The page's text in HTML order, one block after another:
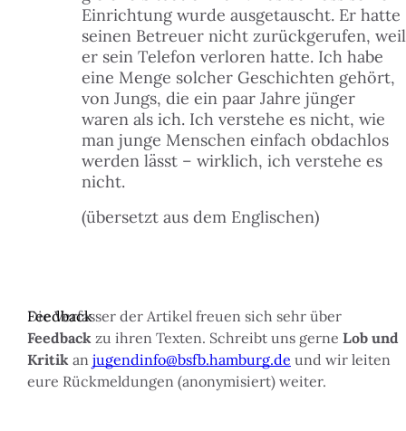
Einrichtung wurde ausgetauscht. Er hatte
seinen Betreuer nicht zurückgerufen, weil
er sein Telefon verloren hatte. Ich habe
eine Menge solcher Geschichten gehört,
von Jungs, die ein paar Jahre jünger
waren als ich. Ich verstehe es nicht, wie
man junge Menschen einfach obdachlos
werden lässt – wirklich, ich verstehe es
nicht.
(übersetzt aus dem Englischen)
Feedback
Die Verfasser der Artikel freuen sich sehr über
Feedback zu ihren Texten. Schreibt uns gerne Lob und
Kritik an jugendinfo@bsfb.hamburg.de und wir leiten
eure Rückmeldungen (anonymisiert) weiter.